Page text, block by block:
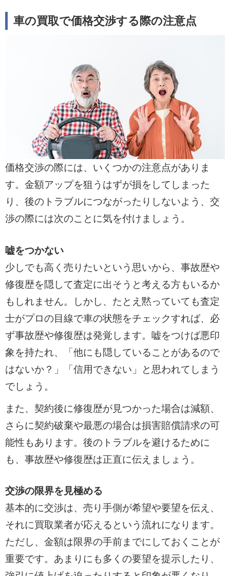
車の買取で価格交渉する際の注意点
価格交渉の際には、いくつかの注意点がありま
す。金額アップを狙うはずが損をしてしまった
り、後のトラブルにつながったりしないよう、交
渉の際には次のことに気を付けましょう。
嘘をつかない
少しでも高く売りたいという思いから、事故歴や
修復歴を隠して査定に出そうと考える方もいるか
もしれません。しかし、たとえ黙っていても査定
士がプロの目線で車の状態をチェックすれば、必
ず事故歴や修復歴は発覚します。嘘をつけば悪印
象を持たれ、「他にも隠していることがあるので
はないか？」「信用できない」と思われてしまう
でしょう。
また、契約後に修復歴が見つかった場合は減額、
さらに契約破棄や最悪の場合は損害賠償請求の可
能性もあります。後のトラブルを避けるために
も、事故歴や修復歴は正直に伝えましょう。
交渉の限界を見極める
基本的に交渉は、売り手側が希望や要望を伝え、
それに買取業者が応えるという流れになります。
ただし、金額は限界の手前までにしておくことが
重要です。あまりにも多くの要望を提示したり、